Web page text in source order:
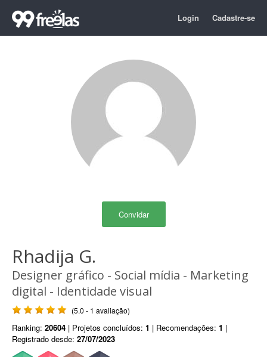
Login Cadastre-se
Convidar
Rhadija G.
Designer gráfico - Social mídia - Marketing
digital - Identidade visual
(5.0 - 1 avaliação)
Ranking: 20604 | Projetos concluídos: 1 | Recomendações: 1 |
Registrado desde: 27/07/2023